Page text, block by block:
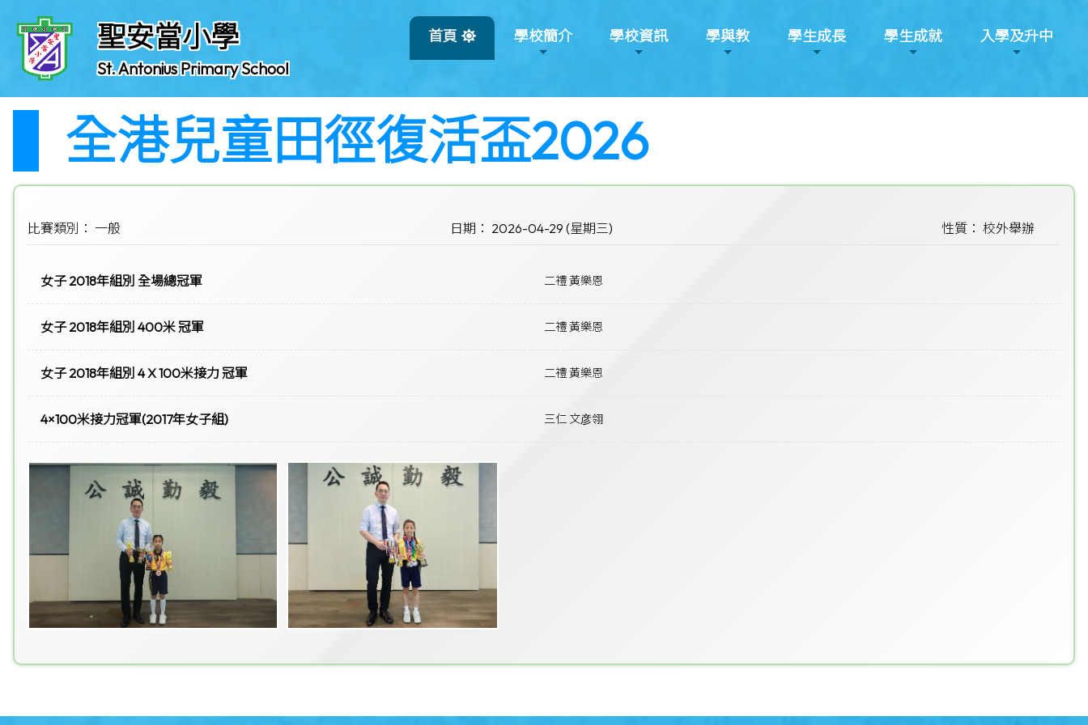
聖安當小學
St. Antonius Primary School
首頁 學校簡介 學校資訊 學與教 學生成長 學生成就 入學及升中
全港兒童田徑復活盃2026
比賽類別： 一般 日期： 2026-04-29 (星期三) 性質： 校外舉辦
女子 2018年組別 全場總冠軍 二禮 黃樂恩
女子 2018年組別 400米 冠軍 二禮 黃樂恩
女子 2018年組別 4 X 100米接力 冠軍 二禮 黃樂恩
4×100米接力冠軍(2017年女子組) 三仁 文彦翎